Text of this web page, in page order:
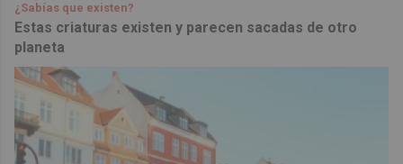
¿Sabías que existen?
Estas criaturas existen y parecen sacadas de otro
planeta